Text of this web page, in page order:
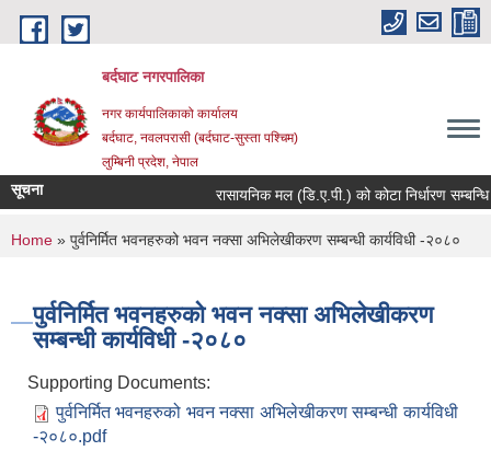
Skip to main content
बर्दघाट नगरपालिका
नगर कार्यपालिकाको कार्यालय
बर्दघाट, नवलपरासी (बर्दघाट-सुस्ता पश्चिम)
लुम्बिनी प्रदेश, नेपाल
सूचना रासायनिक मल (डि.ए.पी.) को कोटा निर्धारण
You are here
Home » पुर्वनिर्मित भवनहरुको भवन नक्सा अभिलेखीकरण सम्बन्धी कार्यविधी -२०८०
पुर्वनिर्मित भवनहरुको भवन नक्सा अभिलेखीकरण
सम्बन्धी कार्यविधी -२०८०
Supporting Documents:
पुर्वनिर्मित भवनहरुको भवन नक्सा अभिलेखीकरण सम्बन्धी कार्यविधी
-२०८०.pdf